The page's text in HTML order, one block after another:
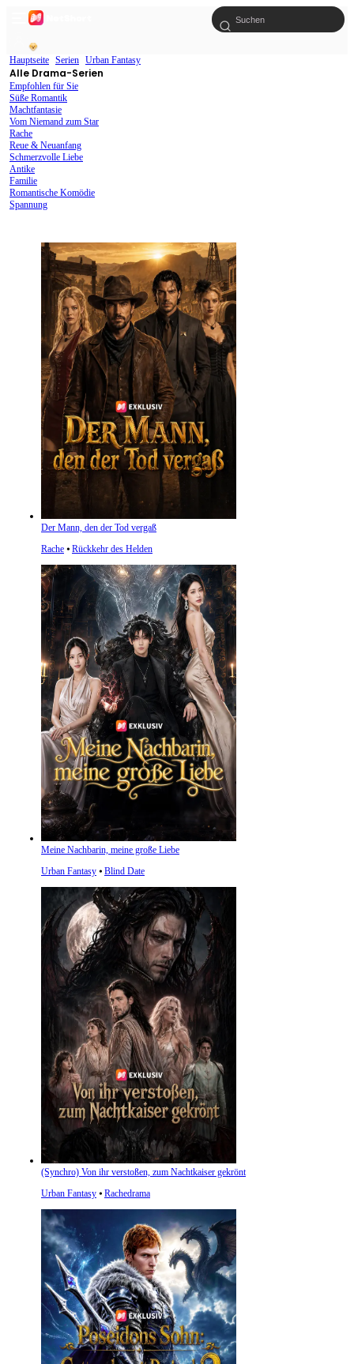
Hauptseite Serien Urban Fantasy
Alle Drama-Serien
Empfohlen für Sie
Süße Romantik
Machtfantasie
Vom Niemand zum Star
Rache
Reue & Neuanfang
Schmerzvolle Liebe
Antike
Familie
Romantische Komödie
Spannung
Der Mann, den der Tod vergaß
Rache ⦁ Rückkehr des Helden
Meine Nachbarin, meine große Liebe
Urban Fantasy ⦁ Blind Date
(Synchro) Von ihr verstoßen, zum Nachtkaiser gekrönt
Urban Fantasy ⦁ Rachedrama